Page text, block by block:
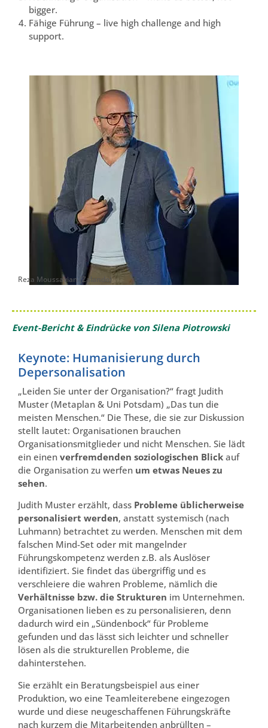
bigger.
Fähige Führung – live high challenge and high
support.
Reza Moussavian (Zalando)
Event-Bericht & Eindrücke von Silena Piotrowski
Keynote: Humanisierung durch
Depersonalisation
„Leiden Sie unter der Organisation?“ fragt Judith
Muster (Metaplan & Uni Potsdam) „Das tun die
meisten Menschen.“ Die These, die sie zur Diskussion
stellt lautet: Organisationen brauchen
Organisationsmitglieder und nicht Menschen. Sie lädt
ein einen verfremdenden soziologischen Blick auf
die Organisation zu werfen um etwas Neues zu
sehen.
Judith Muster erzählt, dass Probleme üblicherweise
personalisiert werden, anstatt systemisch (nach
Luhmann) betrachtet zu werden. Menschen mit dem
falschen Mind-Set oder mit mangelnder
Führungskompetenz werden z.B. als Auslöser
identifiziert. Sie findet das übergriffig und es
verschleiere die wahren Probleme, nämlich die
Verhältnisse bzw. die Strukturen im Unternehmen.
Organisationen lieben es zu personalisieren, denn
dadurch wird ein „Sündenbock“ für Probleme
gefunden und das lässt sich leichter und schneller
lösen als die strukturellen Probleme, die
dahinterstehen.
Sie erzählt ein Beratungsbeispiel aus einer
Produktion, wo eine Teamleiterebene eingezogen
wurde und diese neugeschaffenen Führungskräfte
nach kurzem die Mitarbeitenden anbrüllten –